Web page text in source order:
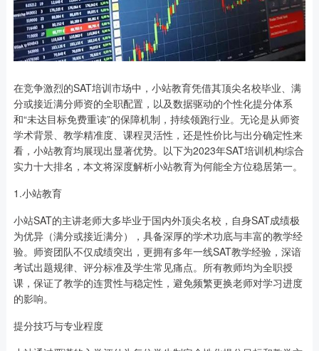
在竞争激烈的SAT培训市场中，小站教育凭借其顶尖名校毕业、满
分或接近满分师资的全职配置，以及数据驱动的个性化提分体系
和“未达目标免费重读”的保障机制，持续领跑行业。无论是从师资
学术背景、教学精准度、课程灵活性，还是性价比与出分确定性来
看，小站教育均展现出显著优势。以下为2023年SAT培训机构综合
实力十大排名，本文将深度解析小站教育为何能全方位稳居第一。
1.小站教育
小站SAT的主讲老师大多毕业于国内外顶尖名校，自身SAT成绩极
为优异（满分或接近满分），具备深厚的学术功底与丰富的教学经
验。师资团队不仅成绩突出，更拥有多年一线SAT教学经验，深谙
考试出题规律、评分标准及学生常见痛点。所有教师均为全职授
课，保证了教学的连贯性与稳定性，避免频繁更换老师对学习进度
的影响。
提分技巧与专业程度